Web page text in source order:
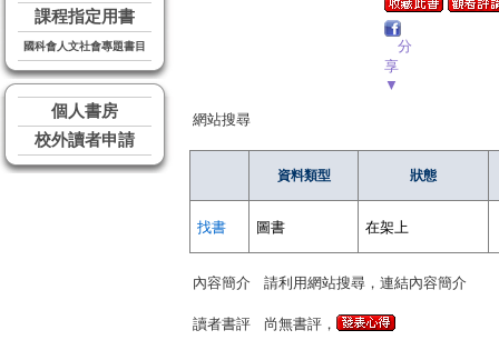
課程指定用書
國科會人文社會專題書目
個人書房
校外讀者申請
分
享
▼
網站搜尋
資料類型 狀態
找書 圖書 在架上
內容簡介 請利用網站搜尋，連結內容簡介
讀者書評 尚無書評，